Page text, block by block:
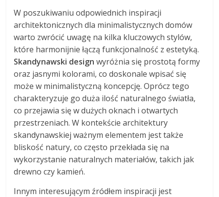
W poszukiwaniu odpowiednich inspiracji
architektonicznych dla minimalistycznych domów
warto zwrócić uwagę na kilka kluczowych stylów,
które harmonijnie łączą funkcjonalność z estetyką.
Skandynawski design wyróżnia się prostotą formy
oraz jasnymi kolorami, co doskonale wpisać się
może w minimalistyczną koncepcję. Oprócz tego
charakteryzuje go duża ilość naturalnego światła,
co przejawia się w dużych oknach i otwartych
przestrzeniach. W kontekście architektury
skandynawskiej ważnym elementem jest także
bliskość natury, co często przekłada się na
wykorzystanie naturalnych materiałów, takich jak
drewno czy kamień.
Innym interesującym źródłem inspiracji jest